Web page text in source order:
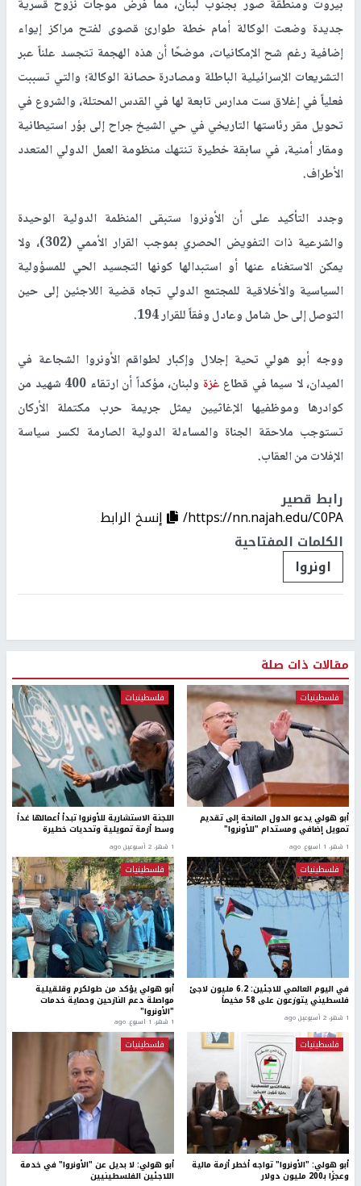
بيروت ومنطقة صور بجنوب لبنان، مما فرض موجات نزوح قسرية
جديدة وضعت الوكالة أمام خطة طوارئ قصوى لفتح مراكز إيواء
إضافية رغم شح الإمكانيات، موضحًا أن هذه الهجمة تتجسد علناً عبر
التشريعات الإسرائيلية الباطلة ومصادرة حصانة الوكالة؛ والتي تسببت
فعلياً في إغلاق ست مدارس تابعة لها في القدس المحتلة، والشروع في
تحويل مقر رئاستها التاريخي في حي الشيخ جراح إلى بؤر استيطانية
ومقار أمنية، في سابقة خطيرة تنتهك منظومة العمل الدولي المتعدد
الأطراف.
وجدد التأكيد على أن الأونروا ستبقى المنظمة الدولية الوحيدة
والشرعية ذات التفويض الحصري بموجب القرار الأممي (302)، ولا
يمكن الاستغناء عنها أو استبدالها كونها التجسيد الحي للمسؤولية
السياسية والأخلاقية للمجتمع الدولي تجاه قضية اللاجئين إلى حين
التوصل إلى حل شامل وعادل وفقاً للقرار 194.
ووجه أبو هولي تحية إجلال وإكبار لطواقم الأونروا الشجاعة في
الميدان، لا سيما في قطاع غزة
ولبنان، مؤكداً أن ارتقاء 400 شهيد من
كوادرها وموظفيها الإغاثيين يمثل جريمة حرب مكتملة الأركان
تستوجب ملاحقة الجناة والمساءلة الدولية الصارمة لكسر سياسة
الإفلات من العقاب.
رابط قصير
https://nn.najah.edu/C0PA/
إنسخ الرابط
الكلمات المفتاحية
اونروا
مقالات ذات صلة
فلسطينيات
أبو هولي يدعو الدول المانحة إلى تقديم
تمويل إضافي ومستدام "للأونروا"
1 شهر، 1 اسبوع. ago
فلسطينيات
اللجنة الاستشارية للأونروا تبدأ أعمالها غداً
وسط أزمة تمويلية وتحديات خطيرة
1 شهر، 2 أسبوعين ago
فلسطينيات
في اليوم العالمي للاجئين: 6.2 مليون لاجئ
فلسطيني يتوزعون على 58 مخيماً
1 شهر، 2 أسبوعين ago
فلسطينيات
أبو هولي يؤكد من طولكرم وقلقيلية
مواصلة دعم النازحين وحماية خدمات
"الأونروا"
1 شهر، 1 اسبوع. ago
فلسطينيات
أبو هولي: "الأونروا" تواجه أخطر أزمة مالية
وعجزًا بـ200 مليون دولار
فلسطينيات
أبو هولي: لا بديل عن "الأونروا" في خدمة
اللاجئين الفلسطينيين